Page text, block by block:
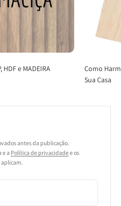
e MADEIRA
Como
Sua Casa
antes da publicação.
e a Política de privacidadee os
aplicam.